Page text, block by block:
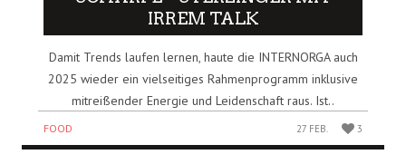
IRREM TALK
Damit Trends laufen lernen, haute die INTERNORGA auch
2025 wieder ein vielseitiges Rahmenprogramm inklusive
mitreißender Energie und Leidenschaft raus. Ist..
FOOD 27 FEB. 3